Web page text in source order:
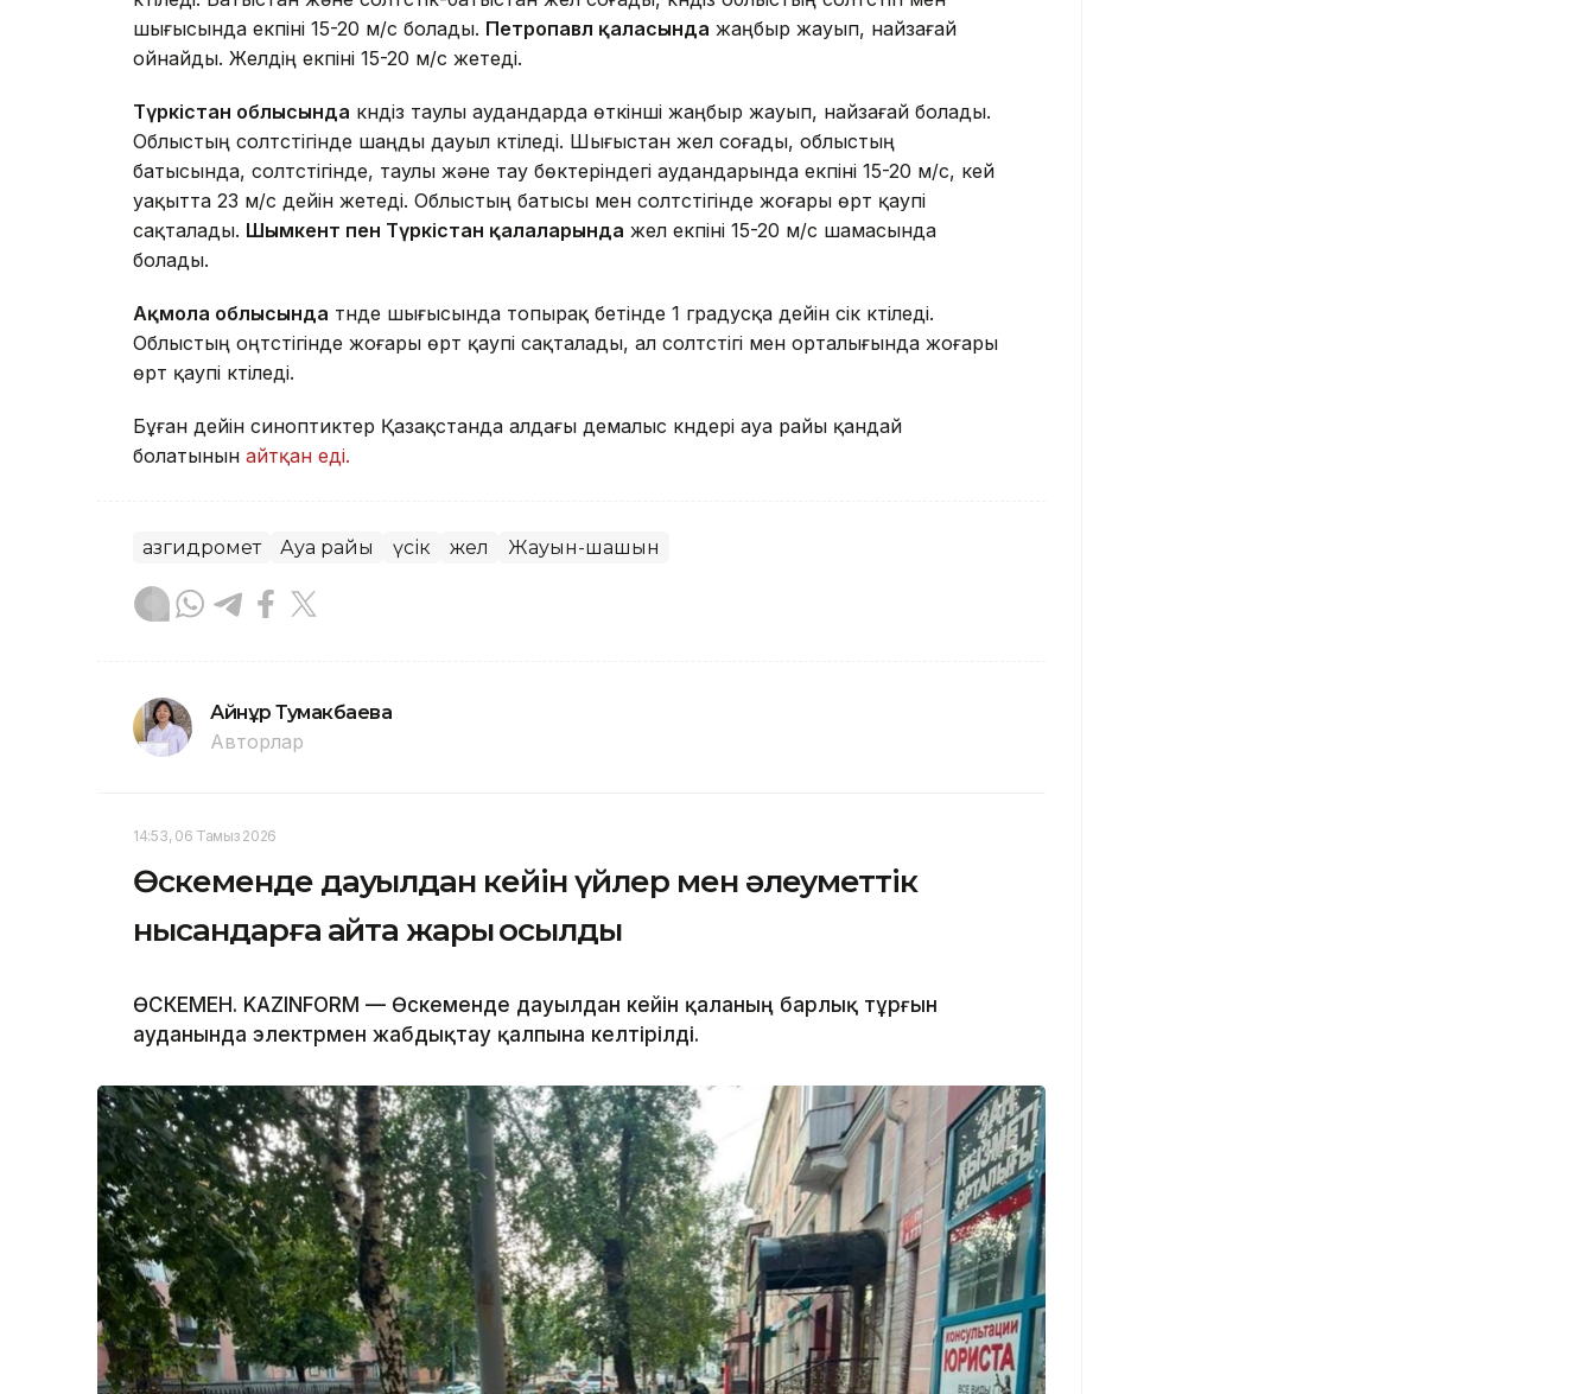
шығысында екпіні 15-20 м/с болады. Петропавл қаласында жаңбыр жауып, найзағай
ойнайды. Желдің екпіні 15-20 м/с жетеді.
Түркістан облысында күндіз таулы аудандарда өткінші жаңбыр жауып, найзағай болады.
Облыстың солтүстігінде шаңды дауыл күтіледі. Шығыстан жел соғады, облыстың
батысында, солтүстігінде, таулы және тау бөктеріндегі аудандарында екпіні 15-20 м/с, кей
уақытта 23 м/с дейін жетеді. Облыстың батысы мен солтүстігінде жоғары өрт қаупі
сақталады. Шымкент пен Түркістан қалаларында жел екпіні 15-20 м/с шамасында
болады.
Ақмола облысында түнде шығысында топырақ бетінде 1 градусқа дейін үсік күтіледі.
Облыстың оңтүстігінде жоғары өрт қаупі сақталады, ал солтүстігі мен орталығында жоғары
өрт қаупі күтіледі.
Бұған дейін синоптиктер Қазақстанда алдағы демалыс күндері ауа райы қандай
болатынын айтқан еді.
Қазгидромет Ауа райы үсік жел Жауын-шашын
Айнұр Тумакбаева
Авторлар
14:53, 06 Тамыз 2026
Өскеменде дауылдан кейін үйлер мен әлеуметтік
нысандарға қайта жарық қосылды
ӨСКЕМЕН. KAZINFORM — Өскеменде дауылдан кейін қаланың барлық тұрғын
ауданында электрмен жабдықтау қалпына келтірілді.